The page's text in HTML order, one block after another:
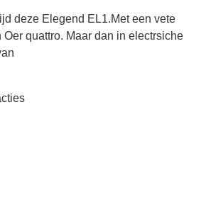
deze Elegend EL1.Met een vete
quattro. Maar dan in electrsiche